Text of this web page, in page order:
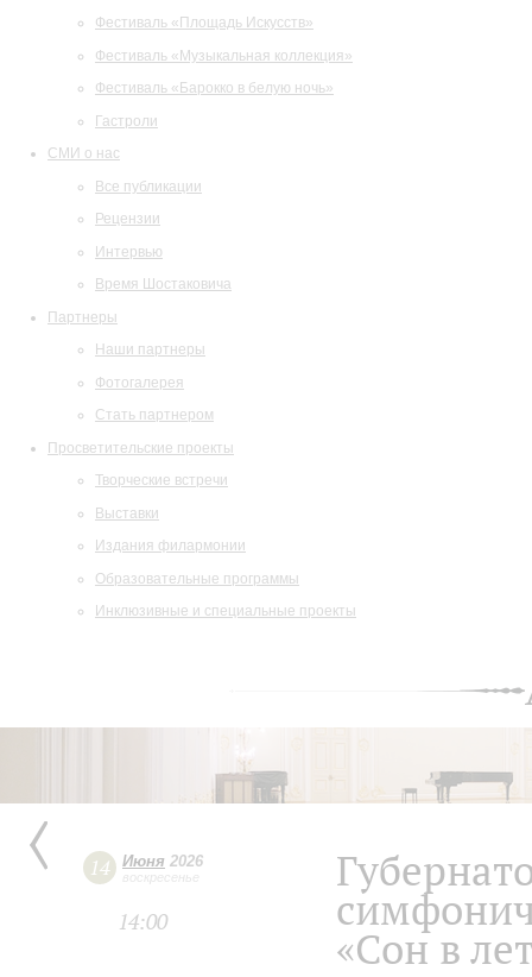
Фестиваль «Площадь Искусств»
Фестиваль «Музыкальная коллекция»
Фестиваль «Барокко в белую ночь»
Гастроли
СМИ о нас
Все публикации
Рецензии
Интервью
Время Шостаковича
Партнеры
Наши партнеры
Фотогалерея
Стать партнером
Просветительские проекты
Творческие встречи
Выставки
Издания филармонии
Образовательные программы
Инклюзивные и специальные проекты
14 Июня 2026
воскресенье
14:00 «Сон в